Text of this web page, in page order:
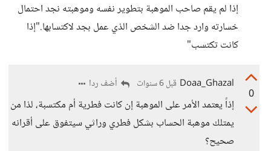
إذا لم يقم صاحب الموهبة بتطوير نفسه وموهبته نجد احتمال
خسارته وارد جدا ضد الشخص الذي عمل بجد لاكتسابها."إذا
كانت تكتسب"
0
Doaa_Ghazal قبل 6 سنوات أضف ردا
إذاً يعتمد الأمر على الموهبة إن كانت فطرية أم مكتسبة، لذا من
يمتلك موهبة الحساب بشكل فطري وراثي سيتفوق على أقرانه
صحيح؟